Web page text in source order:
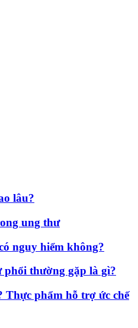
lâu?
ung thư
nguy hiểm không?
phổi thường gặp là gì?
Thực phẩm hỗ trợ ức chế